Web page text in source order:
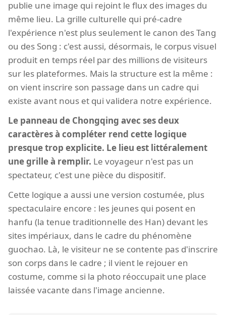
publie une image qui rejoint le flux des images du
même lieu. La grille culturelle qui pré-cadre
l'expérience n'est plus seulement le canon des Tang
ou des Song : c'est aussi, désormais, le corpus visuel
produit en temps réel par des millions de visiteurs
sur les plateformes. Mais la structure est la même :
on vient inscrire son passage dans un cadre qui
existe avant nous et qui validera notre expérience.
Le panneau de Chongqing avec ses deux
caractères à compléter rend cette logique
presque trop explicite. Le lieu est littéralement
une grille à remplir. Le voyageur n'est pas un
spectateur, c'est une pièce du dispositif.
Cette logique a aussi une version costumée, plus
spectaculaire encore : les jeunes qui posent en
hanfu (la tenue traditionnelle des Han) devant les
sites impériaux, dans le cadre du phénomène
guochao. Là, le visiteur ne se contente pas d'inscrire
son corps dans le cadre ; il vient le rejouer en
costume, comme si la photo réoccupait une place
laissée vacante dans l'image ancienne.